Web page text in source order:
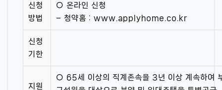
신청
방법
○ 온라인 신청
– 청약홈 : www.applyhome.co.kr
신청
기한
지원
○ 65세 이상의 직계존속을 3년 이상 계속하여